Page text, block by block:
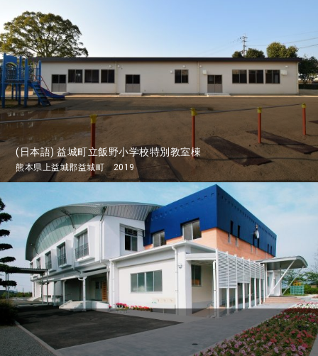
(日本語) 益城町立飯野小学校特別教室棟
熊本県上益城郡益城町 2019